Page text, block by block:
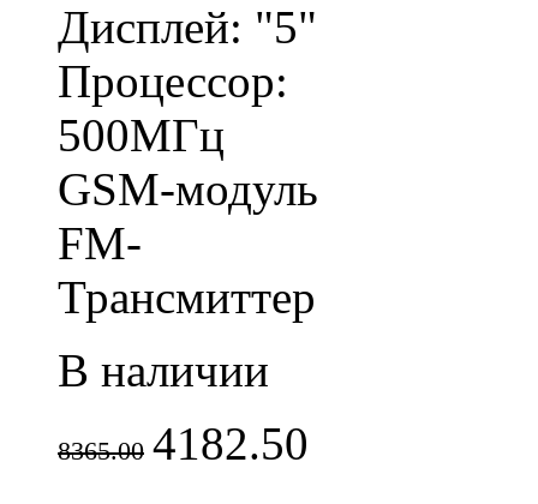
Дисплей: "5"
Процессор:
500МГц
GSM-модуль
FM-
Трансмиттер
В наличии
8365.00 4182.50